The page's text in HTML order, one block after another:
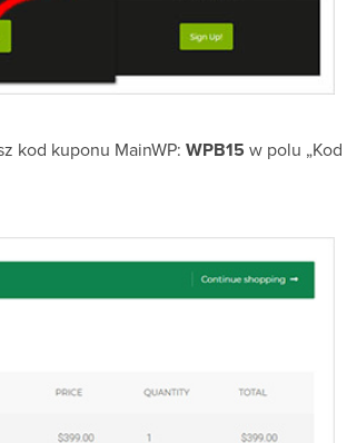
kod kuponu MainWP: WPB15 w polu „Kod